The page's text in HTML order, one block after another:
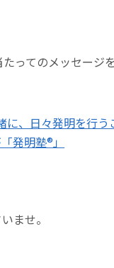
ってのメッセージ
に、日々発明を行う
発明塾®」
ませ。